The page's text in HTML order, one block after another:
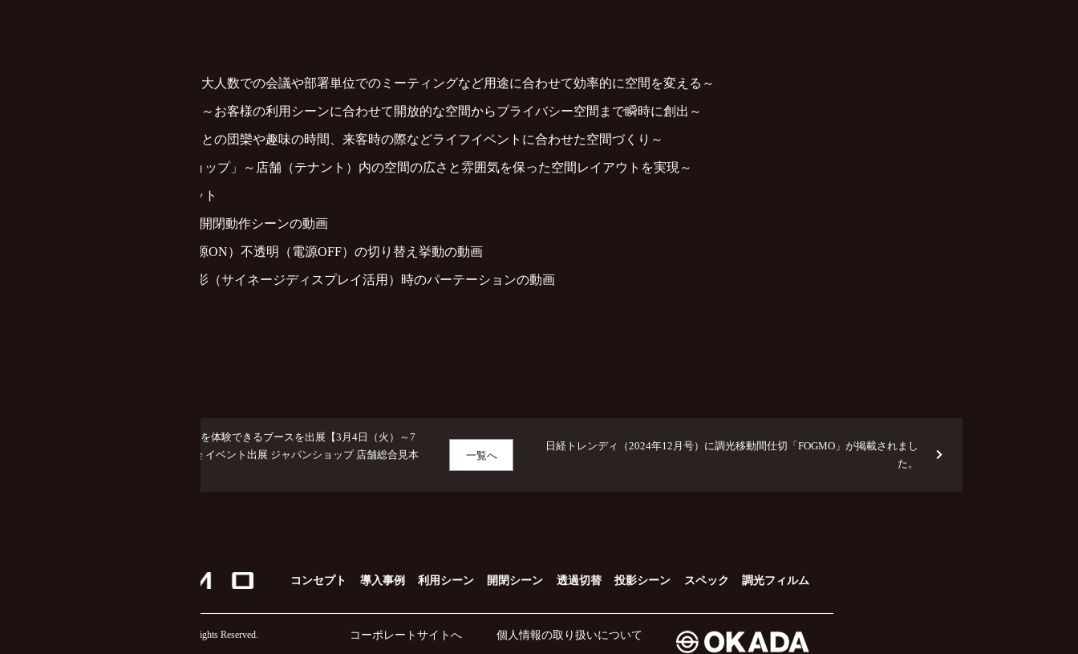
FOGMO利用事例「オフィス」～大人数での会議や部署単位でのミーティングなど用途に合わせて効率的に空間を変える～
FOGMO利用事例「レストラン」～お客様の利用シーンに合わせて開放的な空間からプライバシー空間まで瞬時に創出～
FOGMO利用事例「自宅」～家族との団欒や趣味の時間、来客時の際などライフイベントに合わせた空間づくり～
FOGMO利用事例「アパレル ショップ」～店舗（テナント）内の空間の広さと雰囲気を保った空間レイアウトを実現～
◆ FOGMOの主な特徴・導入メリット
移動間仕切りの実際の移動・開閉動作シーンの動画
FOGMOのパネルの透明（電源ON）不透明（電源OFF）の切り替え挙動の動画
FOGMOのプロジェクター投影（サイネージディスプレイ活用）時のパーテーションの動画
「JAPAN SHOP 2025」に FOGMO を体験できるブースを出展【3月4日（火）～7
日（金）東京ビッグサイト 展示会 イベント出展 ジャパンショップ 店舗総合見本
一覧へ
日経トレンディ（2024年12月号）に調光移動間仕切「FOGMO」が掲載されまし
た。
コンセプト 導入事例 利用シーン 開閉シーン 透過切替 投影シーン スペック 調光フィルム
© 岡田装飾金物株式会社. All Rights Reserved. コーポレートサイトへ 個人情報の取り扱いについて